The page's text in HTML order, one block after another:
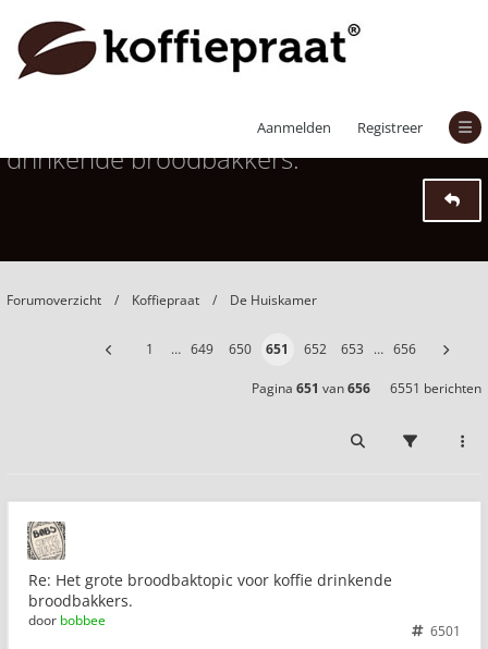
Aanmelden Registreer
Het grote broodbaktopic voor koffie
drinkende broodbakkers.
Forumoverzicht Koffiepraat De Huiskamer
1 … 649 650 651 652 653 … 656
Pagina 651 van656 6551 berichten
Re: Het grote broodbaktopic voor koffie drinkende
broodbakkers.
6501
door bobbee